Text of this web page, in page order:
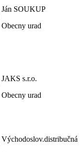
Ján SOUKUP
Obecny urad
JAKS s.r.o.
Obecny urad
Východoslov.distribučná